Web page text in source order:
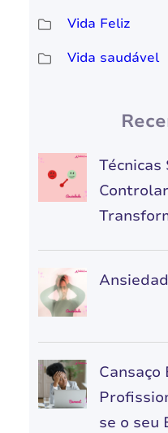
Vida Feliz
Vida saudável
Cansaço
se o seu